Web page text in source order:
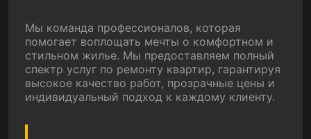
Мы команда профессионалов, которая
помогает воплощать мечты о комфортном и
стильном жилье. Мы предоставляем полный
спектр услуг по ремонту квартир, гарантируя
высокое качество работ, прозрачные цены и
индивидуальный подход к каждому клиенту.